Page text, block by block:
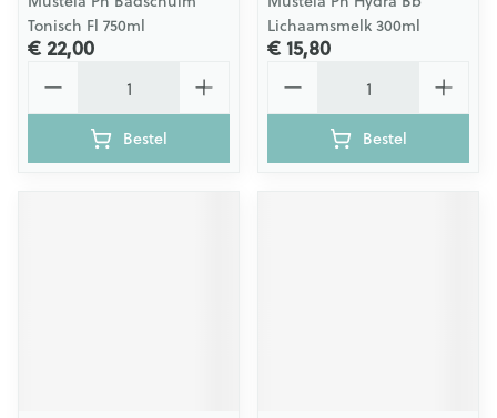
Tonisch Fl 750ml
€ 22,00
Bestel
Lichaamsmelk 300ml
€ 15,80
Bestel